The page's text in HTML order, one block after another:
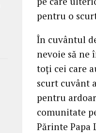
pentru o
În cuvântul
nevoie să ne
toți cei care
scurt cuvânt
pentru
comunitate
Părinte